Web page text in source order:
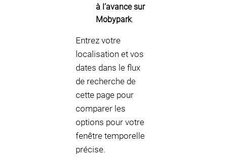
à l’avance sur
Mobypark.
Entrez votre
localisation et vos
dates dans le flux
de recherche de
cette page pour
comparer les
options pour votre
fenêtre temporelle
précise.